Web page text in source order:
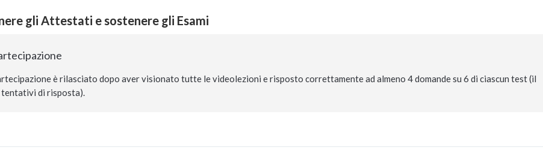
gli Attestati e sostenere gli Esami
è rilasciato dopo aver visionato tutte le videolezioni e risposto correttamente ad almeno 4 domande su 6 di ciascun test (il
tentativi di risposta).